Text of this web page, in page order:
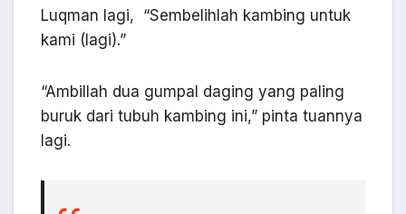
Luqman lagi, “Sembelihlah kambing untuk
kami (lagi).”
“Ambillah dua gumpal daging yang paling
buruk dari tubuh kambing ini,” pinta tuannya
lagi.